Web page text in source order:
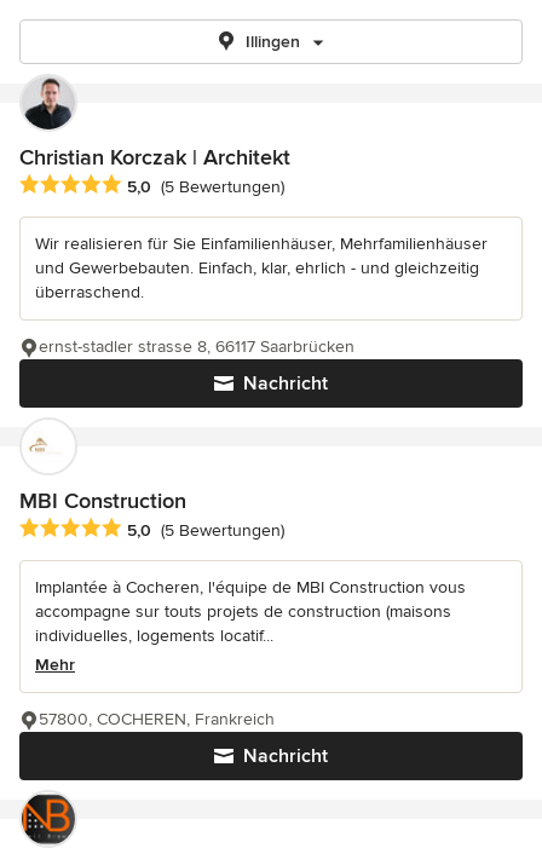
Illingen
Christian Korczak | Architekt
Durchschnittliche Bewertung: 5 von 5 Sternen
5,0 (5 Bewertungen)
Wir realisieren für Sie Einfamilienhäuser, Mehrfamilienhäuser
und Gewerbebauten. Einfach, klar, ehrlich - und gleichzeitig
überraschend.
Nachricht
ernst-stadler strasse 8, 66117 Saarbrücken
MBI Construction
Durchschnittliche Bewertung: 5 von 5 Sternen
5,0 (5 Bewertungen)
Implantée à Cocheren, l'équipe de MBI Construction vous
accompagne sur touts projets de construction (maisons
individuelles, logements locatif...
Mehr
Nachricht
57800, COCHEREN, Frankreich